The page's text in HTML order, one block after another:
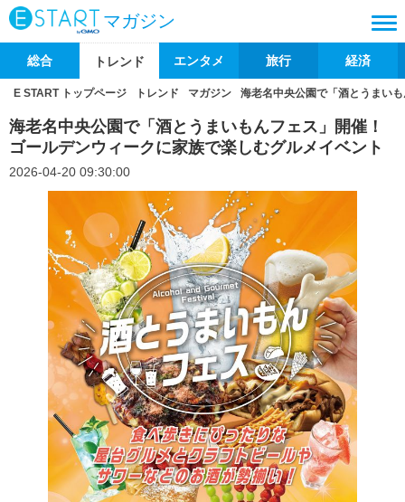
マガジン
総合 トレンド エンタメ 旅行 経済
E START トップページ トレンド マガジン 海老名中央公園で「酒とうまい
海老名中央公園で「酒とうまいもんフェス」開催！
ゴールデンウィークに家族で楽しむグルメイベント
2026-04-20 09:30:00